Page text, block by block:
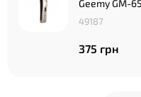
Geemy GM-
49187
375 грн